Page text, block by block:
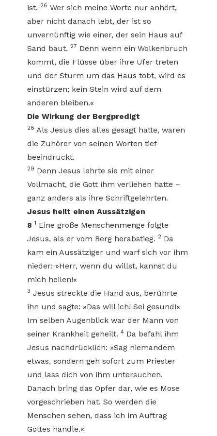
ist. 26 Wer sich meine Worte nur anhört,
aber nicht danach lebt, der ist so
unvernünftig wie einer, der sein Haus auf
Sand baut. 27 Denn wenn ein Wolkenbruch
kommt, die Flüsse über ihre Ufer treten
und der Sturm um das Haus tobt, wird es
einstürzen; kein Stein wird auf dem
anderen bleiben.«
Die Wirkung der Bergpredigt
28 Als Jesus dies alles gesagt hatte, waren
die Zuhörer von seinen Worten tief
beeindruckt.
29 Denn Jesus lehrte sie mit einer
Vollmacht, die Gott ihm verliehen hatte –
ganz anders als ihre Schriftgelehrten.
Jesus heilt einen Aussätzigen
8 1 Eine große Menschenmenge folgte
Jesus, als er vom Berg herabstieg. 2 Da
kam ein Aussätziger und warf sich vor ihm
nieder: »Herr, wenn du willst, kannst du
mich heilen!«
3 Jesus streckte die Hand aus, berührte
ihn und sagte: »Das will ich! Sei gesund!«
Im selben Augenblick war der Mann von
seiner Krankheit geheilt. 4 Da befahl ihm
Jesus nachdrücklich: »Sag niemandem
etwas, sondern geh sofort zum Priester
und lass dich von ihm untersuchen.
Danach bring das Opfer dar, wie es Mose
vorgeschrieben hat. So werden die
Menschen sehen, dass ich im Auftrag
Gottes handle.«